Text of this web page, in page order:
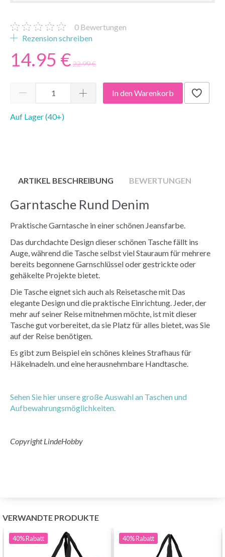
0 Bewertungen
Rezension schreiben
14.95 € 22.99 €
In den Warenkorb
Auf Lager (40+)
ARTIKEL BESCHREIBUNG BEWERTUNGEN
Garntasche Rund Denim
Praktische Garntasche in einer schönen Jeansfarbe.
Das durchdachte Design dieser schönen Tasche fällt ins
Auge, während die Tasche selbst viel Stauraum für mehrere
bereits begonnene Garnschlüssel oder gestrickte oder
gehäkelte Projekte bietet.
Die Tasche eignet sich auch als Reisetasche mit Das
elegante Design und die praktische Einrichtung. Jeder, der
mehr auf seiner Reise mitnehmen möchte, ist mit dieser
Tasche gut vorbereitet, da sie Platz für alles bietet, was Sie
auf der Reise benötigen.
Es gibt zum Beispiel ein schönes kleines Strafhaus für
Häkelnadeln. und eine herausnehmbare Handtasche.
Sehen Sie hier unsere große Auswahl an Taschen und
Aufbewahrungsmöglichkeiten.
Copyright LindeHobby
VERWANDTE PRODUKTE
40%Rabatt 40%Rabatt